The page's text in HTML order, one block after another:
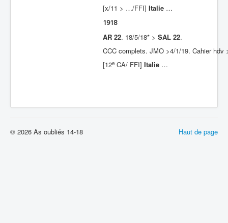
[x/11 > …/FFI] Italie …
1918
AR 22. 18/5/18* > SAL 22.
CCC complets. JMO >4/1/19. Cahier
[12e CA/ FFI] Italie …
Haut de page
© 2026 As oubliés 14-18